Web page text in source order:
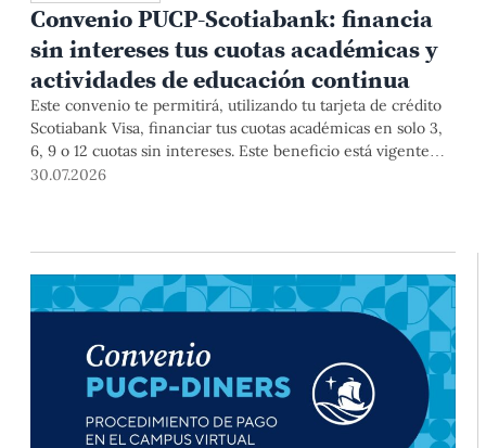
Convenio PUCP-Scotiabank: financia
sin intereses tus cuotas académicas y
actividades de educación continua
Este convenio te permitirá, utilizando tu tarjeta de crédito
Scotiabank Visa, financiar tus cuotas académicas en solo 3,
6, 9 o 12 cuotas sin intereses. Este beneficio está vigente
hasta el 31 de diciembre de 2026, y aplica para pagos de
30.07.2026